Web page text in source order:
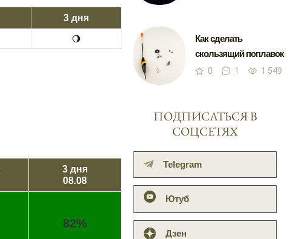
3 дня
🌖
3 дня
08.08
82%
Как сделать
скользящий поплавок
0 1 1 549
ПОДПИСАТЬСЯ В
СОЦСЕТЯХ
Telegram
Ютуб
Дзен